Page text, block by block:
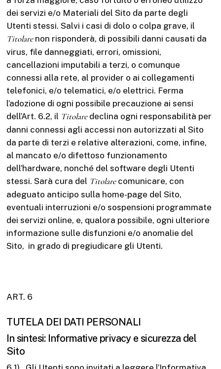
dei servizi e/o Materiali del Sito da parte degli
Utenti stessi. Salvi i casi di dolo o colpa grave, il
Titolarenon risponderà, di possibili danni causati da
virus, file danneggiati, errori, omissioni,
cancellazioni imputabili a terzi, o comunque
connessi alla rete, al provider o ai collegamenti
telefonici, e/o telematici, e/o elettrici. Ferma
l’adozione di ogni possibile precauzione ai sensi
dell’Art. 6.2, il Titolaredeclina ogni responsabilità per
danni connessi agli accessi non autorizzati al Sito
da parte di terzi e relative alterazioni, come, infine,
al mancato e/o difettoso funzionamento
dell’hardware, nonché del software degli Utenti
stessi. Sarà cura del Titolarecomunicare, con
adeguato anticipo sulla home-page del Sito,
eventuali interruzioni e/o sospensioni programmate
dei servizi online, e, qualora possibile, ogni ulteriore
informazione sulle disfunzioni e/o anomalie del
Sito, in grado di pregiudicare gli Utenti.
ART. 6
TUTELA DEI DATI PERSONALI
In sintesi: Informative privacy e sicurezza del
Sito